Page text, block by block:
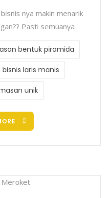
nya makin menarik
Pasti semuanya
bentuk piramida
laris manis
unik